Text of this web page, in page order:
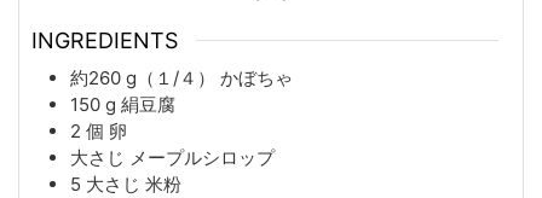
INGREDIENTS
約260 g（１/４）
かぼちゃ
150 g 絹豆腐
2 個 卵
大さじ メープルシロップ
5 大さじ 米粉